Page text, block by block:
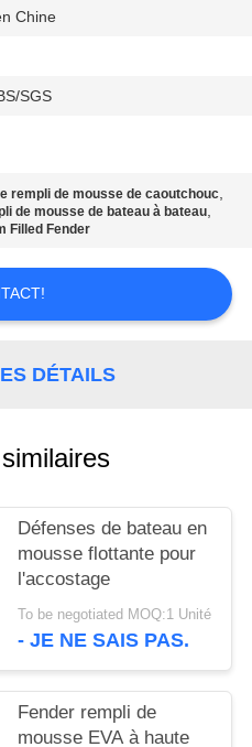
Chine
SGS
rempli de mousse de caoutchouc,
de mousse de bateau à bateau,
Filled Fender
DÉTAILS
Défenses de bateau en
mousse flottante pour
l'accostage
To be negotiated MOQ:1 Unité
- JE NE SAIS PAS.
Fender rempli de
mousse EVA à haute